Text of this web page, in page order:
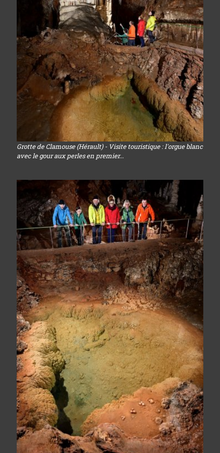
Grotte de Clamouse (Hérault) - Visite touristique : l'orgue blanc
avec le gour aux perles en premier...